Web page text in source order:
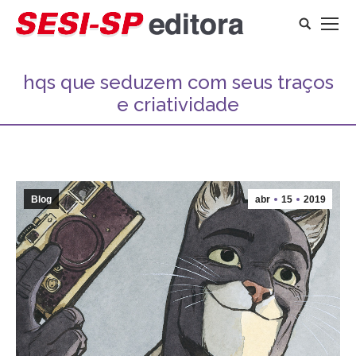
Search:
hqs que seduzem com seus traços
e criatividade
Você está aqui:
abr 15 2019
Blog